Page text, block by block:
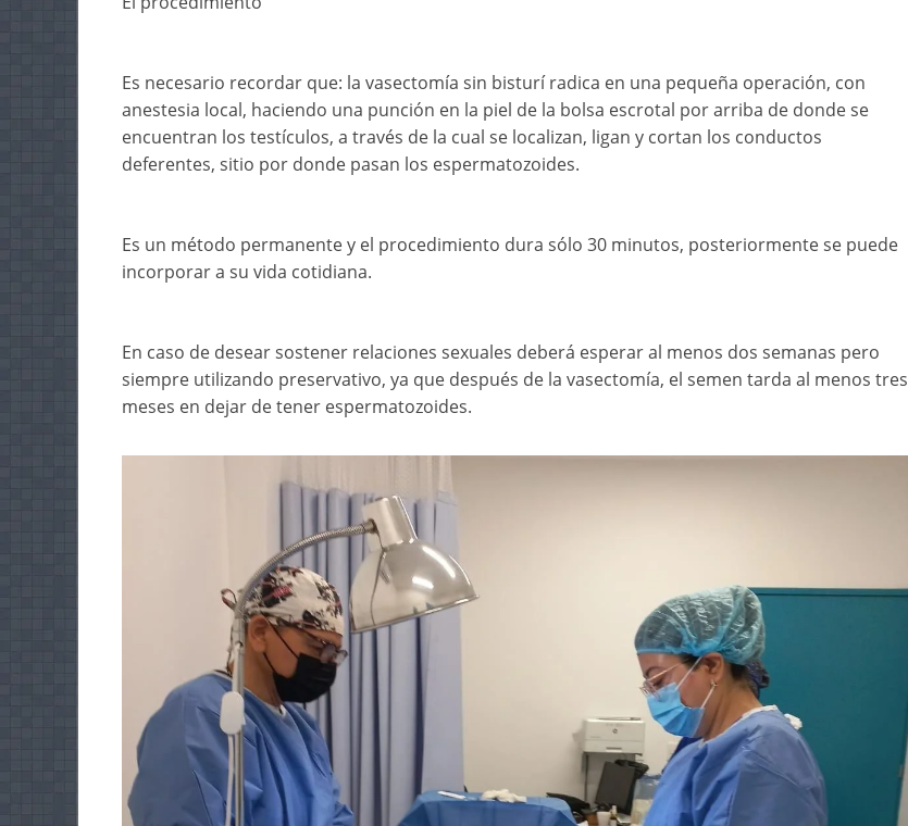
Es necesario recordar que: la vasectomía sin bisturí radica en una pequeña operación, con
anestesia local, haciendo una punción en la piel de la bolsa escrotal por arriba de donde se
encuentran los testículos, a través de la cual se localizan, ligan y cortan los conductos
deferentes, sitio por donde pasan los espermatozoides.
Es un método permanente y el procedimiento dura sólo 30 minutos, posteriormente se puede
incorporar a su vida cotidiana.
En caso de desear sostener relaciones sexuales deberá esperar al menos dos semanas pero
siempre utilizando preservativo, ya que después de la vasectomía, el semen tarda al menos tres
meses en dejar de tener espermatozoides.